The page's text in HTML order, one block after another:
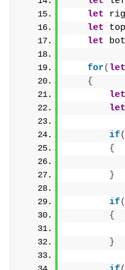
let
let
let
for( let
{
let
let
if(
{
}
if(
{
}